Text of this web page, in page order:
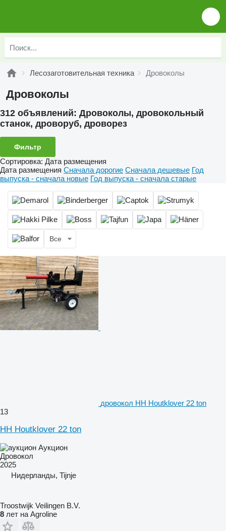
Лесозаготовительная техника Дровоколы
Дровоколы
312 объявлений: Дровоколы, дровокольный
станок, дроворуб, дроворез
Фильтр
Сортировка: Дата размещения
Дата размещения Сначала дорогие Сначала дешевые Год
выпуска - сначала новые Год выпуска - сначала старые
Все
дровокол HH Houtklover 22 ton
13
HH Houtklover 22 ton
Аукцион
Дровокол
2025
Нидерланды, Tijnje
Troostwijk Veilingen B.V.
8 лет на Agroline